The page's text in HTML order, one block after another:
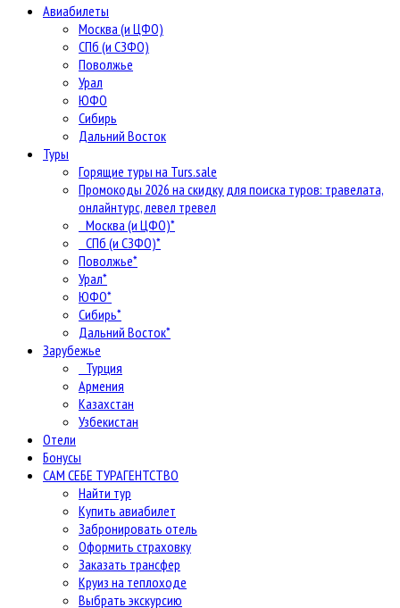
Авиабилеты
Москва (и ЦФО)
СПб (и СЗФО)
Поволжье
Урал
ЮФО
Сибирь
Дальний Восток
Туры
Горящие туры на Turs.sale
Промокоды 2026 на скидку для поиска туров: травелата,
онлайнтурс, левел тревел
Москва (и ЦФО)*
СПб (и СЗФО)*
Поволжье*
Урал*
ЮФО*
Сибирь*
Дальний Восток*
Зарубежье
Турция
Армения
Казахстан
Узбекистан
Отели
Бонусы
САМ СЕБЕ ТУРАГЕНТСТВО
Найти тур
Купить авиабилет
Забронировать отель
Оформить страховку
Заказать трансфер
Круиз на теплоходе
Выбрать экскурсию